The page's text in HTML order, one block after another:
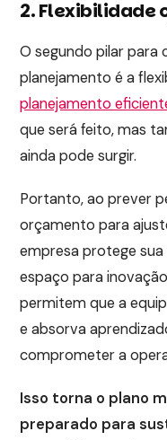
2. Flexibilidade
O segundo pilar para
planejamento é a
planejamento
que será feito, mas
ainda pode surgir.
Portanto, ao prever
orçamento para
empresa protege
espaço para
permitem que a
e absorva
comprometer a
Isso torna o plano
preparado para